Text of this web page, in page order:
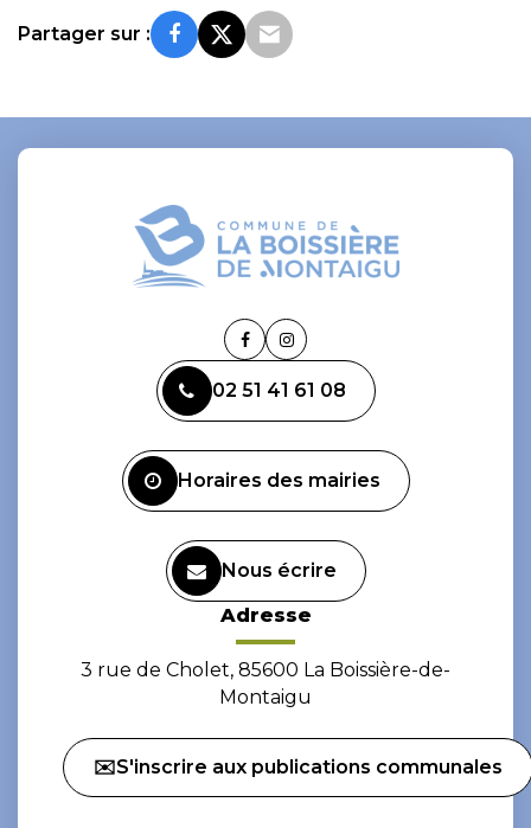
Partager sur :
Lien
le
compte
Lien
le
compte
02 51 41 61 08
Horaires des mairies
Nous écrire
Adresse
3 rue de Cholet, 85600 La Boissière-de-
Montaigu
✉️S'inscrire aux publications communales